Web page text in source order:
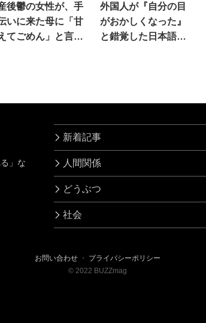
後鬱の女性が、手
いに来た母に「甘
てごめん」と言う
外国人が『自分の目
がおかしくなった』
と錯覚した日本語
」な
新着記事
人間関係
どうぶつ
社会
お問い合わせ ・ プライバシーポリシー
© 2022 BUZZmag